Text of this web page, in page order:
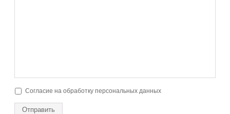
Согласие на обработку персональных данных
Отправить